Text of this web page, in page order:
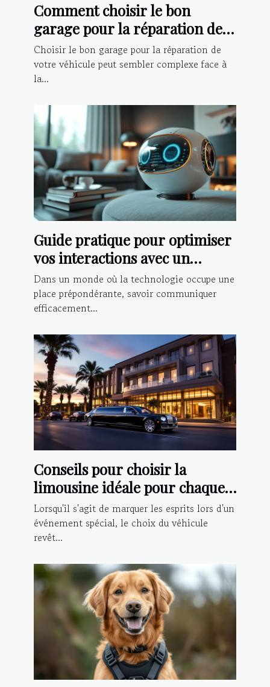
Comment choisir le bon
garage pour la réparation de
votre véhicule ?
Choisir le bon garage pour la réparation de
votre véhicule peut sembler complexe face à
la...
Guide pratique pour optimiser
vos interactions avec un
chatbot IA
Dans un monde où la technologie occupe une
place prépondérante, savoir communiquer
efficacement...
Conseils pour choisir la
limousine idéale pour chaque
type d'événement
Lorsqu'il s'agit de marquer les esprits lors d'un
événement spécial, le choix du véhicule
revêt...